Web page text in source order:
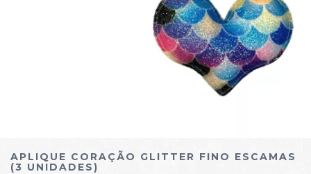
APLIQUE CORAÇÃO GLITTER FINO ESCAMAS
(3 UNIDADES)